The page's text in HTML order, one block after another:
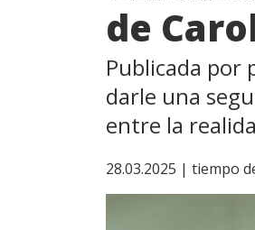
de
Publicada por
darle una
entre la
28.03.2025 | tiempo